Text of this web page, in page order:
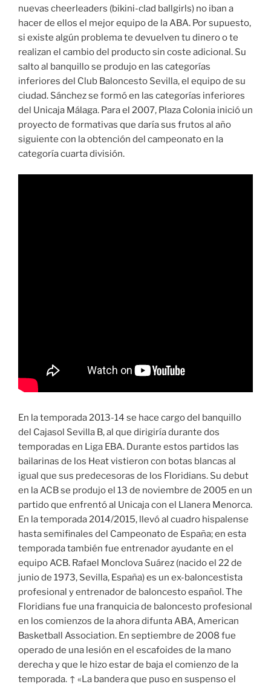
nuevas cheerleaders (bikini-clad ballgirls) no iban a
hacer de ellos el mejor equipo de la ABA. Por supuesto,
si existe algún problema te devuelven tu dinero o te
realizan el cambio del producto sin coste adicional. Su
salto al banquillo se produjo en las categorías
inferiores del Club Baloncesto Sevilla, el equipo de su
ciudad. Sánchez se formó en las categorías inferiores
del Unicaja Málaga. Para el 2007, Plaza Colonia inició un
proyecto de formativas que daría sus frutos al año
siguiente con la obtención del campeonato en la
categoría cuarta división.
En la temporada 2013-14 se hace cargo del banquillo
del Cajasol Sevilla B, al que dirigiría durante dos
temporadas en Liga EBA. Durante estos partidos las
bailarinas de los Heat vistieron con botas blancas al
igual que sus predecesoras de los Floridians. Su debut
en la ACB se produjo el 13 de noviembre de 2005 en un
partido que enfrentó al Unicaja con el Llanera Menorca.
En la temporada 2014/2015, llevó al cuadro hispalense
hasta semifinales del Campeonato de España; en esta
temporada también fue entrenador ayudante en el
equipo ACB. Rafael Monclova Suárez (nacido el 22 de
junio de 1973, Sevilla, España) es un ex-baloncestista
profesional y entrenador de baloncesto español. The
Floridians fue una franquicia de baloncesto profesional
en los comienzos de la ahora difunta ABA, American
Basketball Association. En septiembre de 2008 fue
operado de una lesión en el escafoides de la mano
derecha y que le hizo estar de baja el comienzo de la
temporada. ↑ «La bandera que puso en suspenso el